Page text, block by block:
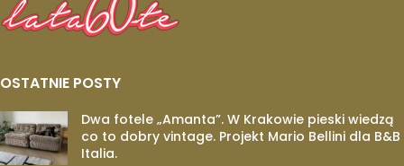
OSTATNIE POSTY
Dwa fotele „Amanta”. W Krakowie pieski wiedzą
co to dobry vintage. Projekt Mario Bellini dla B&B
Italia.